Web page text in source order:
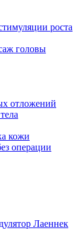
роста
головы
отложений
кожи
операции
Лаеннек